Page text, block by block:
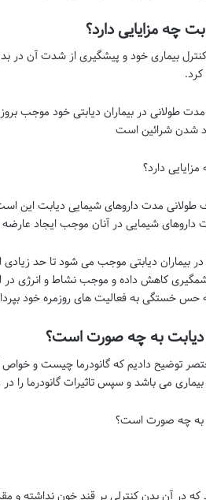
چه مزایایی دارد؟
کنترل بیماری خود و پیشگیری از شدت آن
کرد.
طولانی در بیماران دیابتی خود موجب
شدن شرائین است
دارد؟
مدت داروهای شیمایی دیابت این
داروهای شیمایی در آنان موجب ایجاد
بیماران دیابتی موجب می شود تا حد
کاهش داده و موجب نشاط و انرژی در
خستگی به فعالیت های روزمره خود
بر دیابت به چه صورت است؟
دادیم که گانودرما چیست و خواص آن
می باشد و سپس تاثیرات گانودرما را
به چه صورت است؟
که در آن بدن کنترلی بر قند خون نداشته و